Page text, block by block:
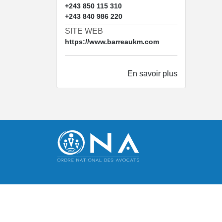
+243 850 115 310
+243 840 986 220
SITE WEB
https://www.barreaukm.com
En savoir plus